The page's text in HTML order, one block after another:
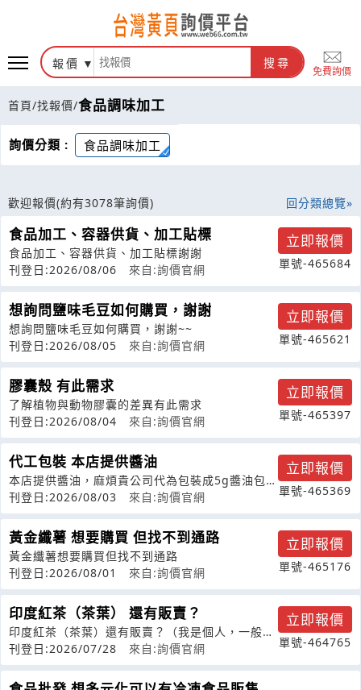
報價 搜尋
免費詢價
首頁/找報價/食品調味加工
詢價分類 : 食品調味加工
歡迎報價(約有3078筆詢價) 回分類總覽
食品加工、容器供貨、加工貼標
食品加工、容器供貨、加工貼標謝謝
刊登日:2026/08/06
來自:詢價官網
立即報價
單號-465684
想詢問鹽味毛豆如何購買，謝謝
想詢問鹽味毛豆如何購買，謝謝~~
刊登日:2026/08/05
來自:詢價官網
立即報價
單號-465621
膠囊殼 有此需求
了解植物與動物膠囊的差異有此需求
刊登日:2026/08/04
來自:詢價官網
立即報價
單號-465397
代工包裝 本店提供醬油
本店提供醬油，麻煩貴公司代為包裝成5g醬油包，
詢問一次的量需要多少，價格多少，謝
刊登日:2026/08/03 來自:詢價官網
立即報價
單號-465369
黃金纖薯 想要購買 但找不到通路
黃金纖薯想要購買但找不到通路
刊登日:2026/08/01
來自:詢價官網
立即報價
單號-465176
印度紅茶（茶葉） 還有販賣？
印度紅茶（茶葉）還有販賣？（我是個人，一般民
眾）若停產，有其他的錫蘭紅茶葉？謝謝
刊登日:2026/07/28 來自:詢價官網
立即報價
單號-464765